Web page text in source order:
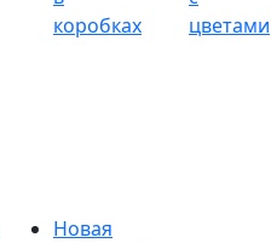
коробках
цветами
Новая